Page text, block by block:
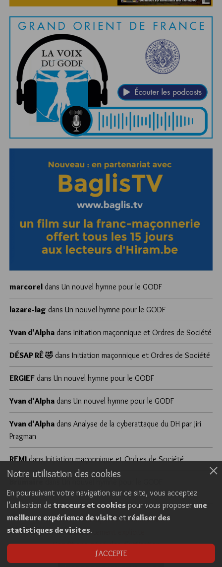
marcorel dans Un nouvel hymne pour le GODF
lazare-lag dans Un nouvel hymne pour le GODF
Yvan d'Alpha dans Initiation maçonnique et Ordres de Société
DÉSAP RÊ 🤣 dans Initiation maçonnique et Ordres de Société
ERGIEF dans Un nouvel hymne pour le GODF
Yvan d'Alpha dans Un nouvel hymne pour le GODF
Yvan d'Alpha dans Analyse de la cyberattaque du DH par Jiri
Pragman
REMIdansInitiation maçonnique et Ordres de Société
Cookies
Politique de confidentialité
Consentement explicite
Conditions générales d’utilisation
Notre utilisation des cookies
En poursuivant votre navigation sur ce site, vous acceptez
l’utilisation de traceurs et cookies pour vous proposer une
meilleure expérience de visite et réaliser des
statistiques de visites.
J'ACCEPTE